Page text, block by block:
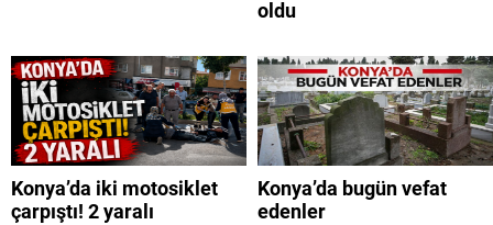
oldu
Konya’da iki motosiklet
çarpıştı! 2 yaralı
Konya’da bugün vefat
edenler